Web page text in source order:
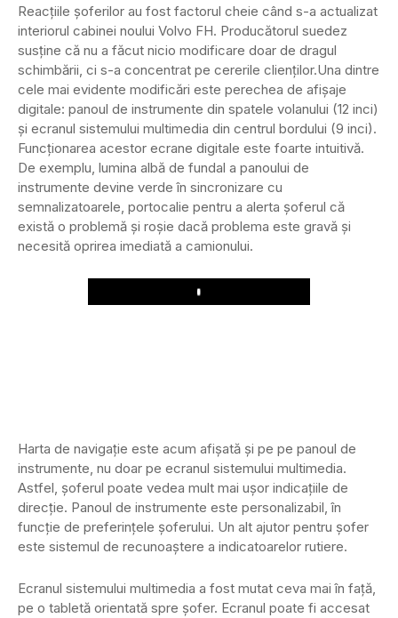
Reacțiile șoferilor au fost factorul cheie când s-a actualizat
interiorul cabinei noului Volvo FH. Producătorul suedez
susține că nu a făcut nicio modificare doar de dragul
schimbării, ci s-a concentrat pe cererile clienților.Una dintre
cele mai evidente modificări este perechea de afișaje
digitale: panoul de instrumente din spatele volanului (12 inci)
și ecranul sistemului multimedia din centrul bordului (9 inci).
Funcționarea acestor ecrane digitale este foarte intuitivă.
De exemplu, lumina albă de fundal a panoului de
instrumente devine verde în sincronizare cu
semnalizatoarele, portocalie pentru a alerta șoferul că
există o problemă și roșie dacă problema este gravă și
necesită oprirea imediată a camionului.
Play
Harta de navigație este acum afișată și pe pe panoul de
instrumente, nu doar pe ecranul sistemului multimedia.
Astfel, șoferul poate vedea mult mai ușor indicațiile de
direcție. Panoul de instrumente este personalizabil, în
funcție de preferințele șoferului. Un alt ajutor pentru șofer
este sistemul de recunoaștere a indicatoarelor rutiere.
Ecranul sistemului multimedia a fost mutat ceva mai în față,
pe o tabletă orientată spre șofer. Ecranul poate fi accesat